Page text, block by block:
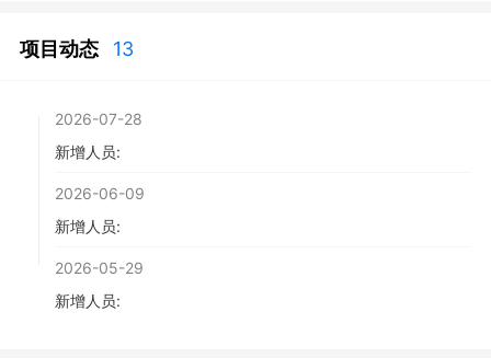
项目动态 13
2026-07-28
新增人员:
2026-06-09
新增人员:
2026-05-29
新增人员: